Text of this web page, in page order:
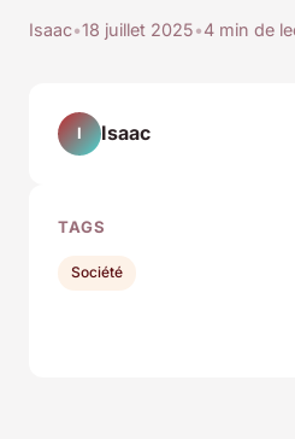
Isaac•18 juillet 2025•4 min de
I Isaac
TAGS
Société